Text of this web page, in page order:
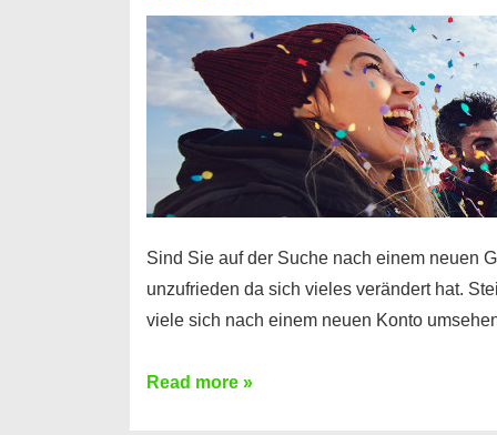
Kredit
ohne
Einkommensnachweis
Sind Sie auf der Suche nach einem neuen
unzufrieden da sich vieles verändert hat.
viele sich nach einem neuen Konto
Konto
Read more »